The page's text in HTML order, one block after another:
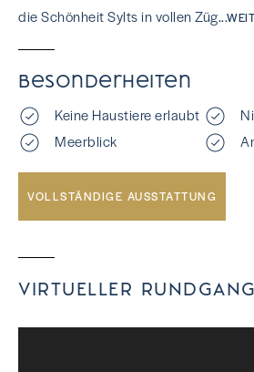
die Schönheit Sylts in vollen Züg
Besonderheiten
Keine Haustiere erlaubt
Meerblick
VOLLSTÄNDIGE AUSSTATTUNG
VIRTUELLER RUNDGANG